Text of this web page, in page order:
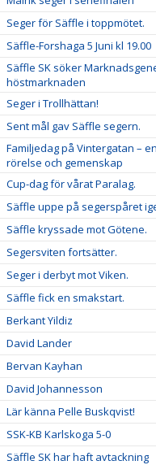
Seger för Säffle i toppmötet.
Säffle-Forshaga 5 Juni kl 19.00
Säffle SK söker
höstmarknaden
Seger i Trollhättan!
Sent mål gav Säffle segern.
Familjedag på Vintergatan –
rörelse och gemenskap
Cup-dag för vårat Paralag.
Säffle uppe på segerspåret
Säffle kryssade mot Götene.
Segersviten fortsätter.
Seger i derbyt mot Viken.
Säffle fick en smakstart.
Berkant Yildiz
David Lander
Bervan Kayhan
David Johannesson
Lär känna Pelle Buskqvist!
SSK-KB Karlskoga 5-0
Säffle SK har haft avtackning